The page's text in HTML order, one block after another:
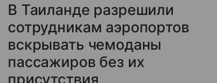
В Таиланде разрешили
сотрудникам аэропортов
вскрывать чемоданы
пассажиров без их
присутствия